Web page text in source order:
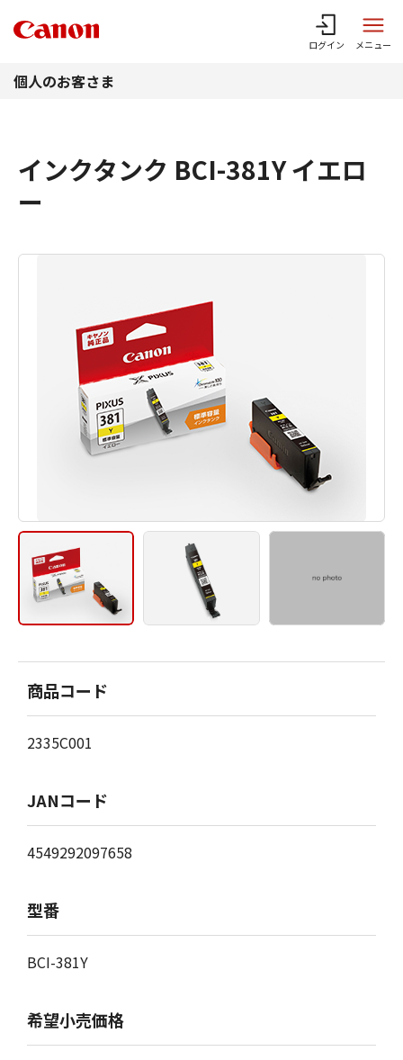
ログイン メニュー
個人のお客さま
インクタンク BCI-381Y イエロ
ー
商品コード
2335C001
JANコード
4549292097658
型番
BCI-381Y
希望小売価格